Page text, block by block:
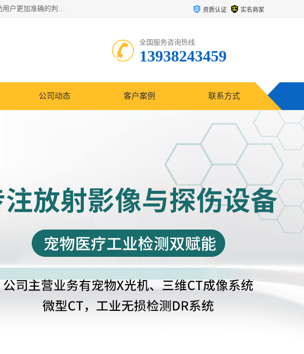
佳信电子是专门从事研发和销售X射线图像处理分析和X射线设备的高端技术公司，先进的图像处理技术帮助用户更加准确的判断图像，为科研和检测提供可靠保证，现有产品包括电力GIS探伤X射线检测系统，电力耐张线夹探伤X射线检测系统，便携式X射线，兽用图像的增强软件工具包，工业和兽用便携式DR，实验室CT，桌面CT等。 资质认证 实名商家
全国服务咨询热线:
13938243459
公司动态 客户案例 联系方式